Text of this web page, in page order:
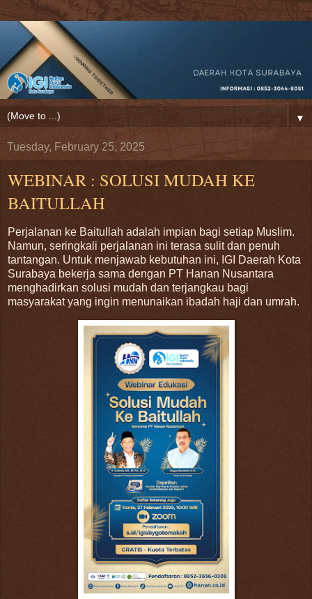
▼
Tuesday, February 25, 2025
WEBINAR : SOLUSI MUDAH KE
BAITULLAH
Perjalanan ke Baitullah adalah impian bagi setiap Muslim.
Namun, seringkali perjalanan ini terasa sulit dan penuh
tantangan. Untuk menjawab kebutuhan ini, IGI Daerah Kota
Surabaya bekerja sama dengan PT Hanan Nusantara
menghadirkan solusi mudah dan terjangkau bagi
masyarakat yang ingin menunaikan ibadah haji dan umrah.